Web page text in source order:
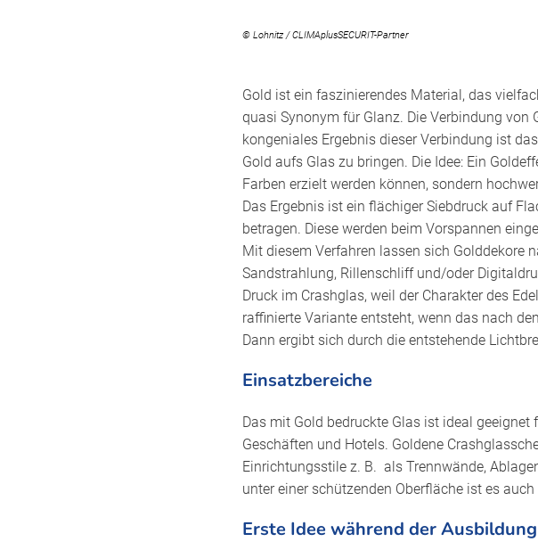
© Lohnitz / CLIMAplusSECURIT-Partner
Gold ist ein faszinierendes Material, das
quasi Synonym für Glanz. Die Verbindung
kongeniales Ergebnis dieser Verbindung ist
Gold aufs Glas zu bringen. Die Idee: Ein
Farben erzielt werden können, sondern
Das Ergebnis ist ein flächiger Siebdruck auf
betragen. Diese werden beim Vorspannen
Mit diesem Verfahren lassen sich
Sandstrahlung, Rillenschliff und/oder
Druck im Crashglas, weil der Charakter des
raffinierte Variante entsteht, wenn das nach
Dann ergibt sich durch die entstehende
Einsatzbereiche
Das mit Gold bedruckte Glas ist ideal
Geschäften und Hotels. Goldene
Einrichtungsstile z. B. als Trennwände,
unter einer schützenden Oberfläche ist es
Erste Idee während der Ausbildung